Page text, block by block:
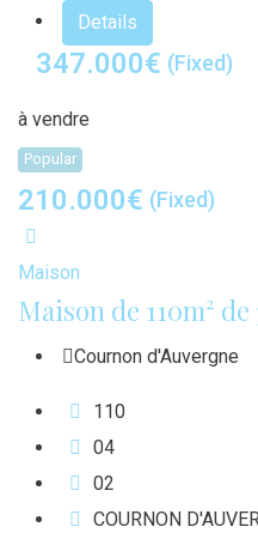
Details
347.000€ (Fixed)
à vendre
Popular
210.000€ (Fixed)
Maison
Maison de 110m² de
Cournon d'Auvergne
110
04
02
COURNON